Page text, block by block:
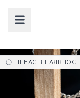
НЕМАЄ В НАЯВНОСТІ